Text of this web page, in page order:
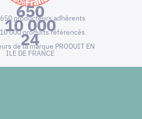
650
producteurs adhérents
10 000
000 produits référencés
24
de la marque PRODUIT EN
ILE DE FRANCE